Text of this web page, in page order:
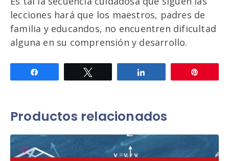
lecciones hará que los maestros, padres de
familia y educandos, no encuentren dificultad
alguna en su comprensión y desarrollo.
Productos relacionados